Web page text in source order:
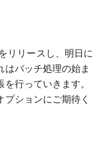
リリースし、明日に
バッチ処理の始ま
行っていきます。
ションにご期待く